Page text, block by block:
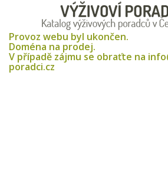
Provoz webu byl ukončen.
Doména na prodej.
V případě zájmu se obraťte na
poradci.cz